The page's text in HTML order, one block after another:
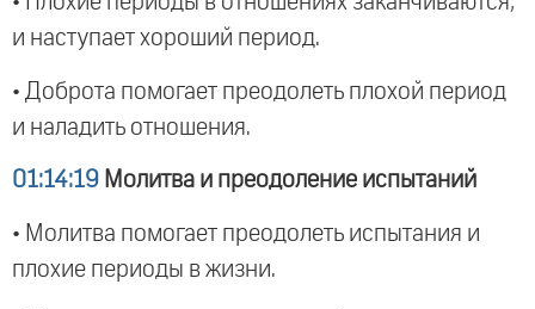
и наступает хороший период.
• Доброта помогает преодолеть плохой период
и наладить отношения.
01:14:19 Молитва и преодоление испытаний
• Молитва помогает преодолеть испытания и
плохие периоды в жизни.